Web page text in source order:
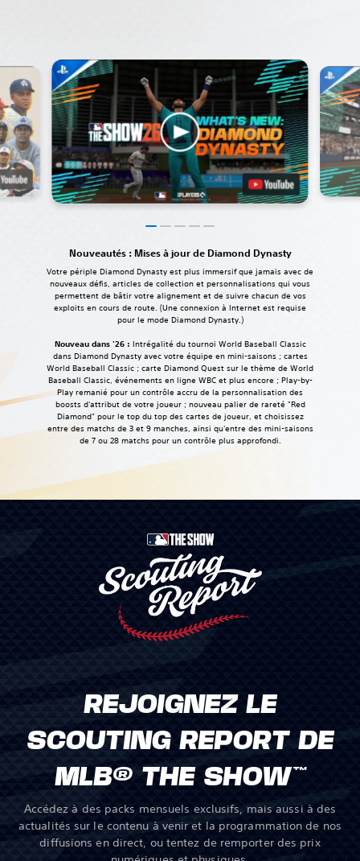
Nouveautés : Mises à jour de Diamond Dynasty
Votre périple Diamond Dynasty est plus immersif que jamais avec de
nouveaux défis, articles de collection et personnalisations qui vous
permettent de bâtir votre alignement et de suivre chacun de vos
exploits en cours de route. (Une connexion à Internet est requise
pour le mode Diamond Dynasty.)
Nouveau dans '26 : Intrégalité du tournoi World Baseball Classic
dans Diamond Dynasty avec votre équipe en mini-saisons ; cartes
World Baseball Classic ; carte Diamond Quest sur le thème de World
Baseball Classic, événements en ligne WBC et plus encore ; Play-by-
Play remanié pour un contrôle accru de la personnalisation des
boosts d'attribut de votre joueur ; nouveau palier de rareté "Red
Diamond" pour le top du top des cartes de joueur, et choisissez
entre des matchs de 3 et 9 manches, ainsi qu'entre des mini-saisons
de 7 ou 28 matchs pour un contrôle plus approfondi.
REJOIGNEZ LE
SCOUTING REPORT DE
MLB® THE SHOW™
Accédez à des packs mensuels exclusifs, mais aussi à des
actualités sur le contenu à venir et la programmation de nos
diffusions en direct, ou tentez de remporter des prix